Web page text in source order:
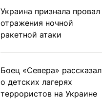
Украина признала провал
отражения ночной
ракетной атаки
Боец «Севера» рассказал
о детских лагерях
террористов на Украине